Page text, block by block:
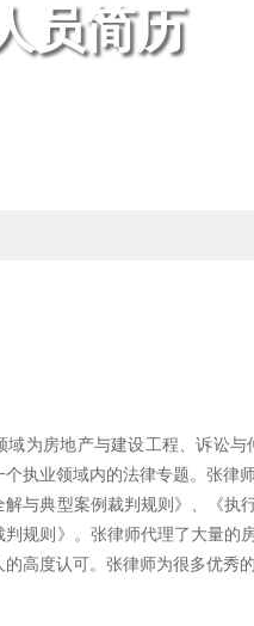
员简历
域为房地产与建设工程、诉讼
执业领域内的法律专题。张律
与典型案例裁判规则》、《执
规则》。张律师代理了大量的
高度认可。张律师为很多优秀